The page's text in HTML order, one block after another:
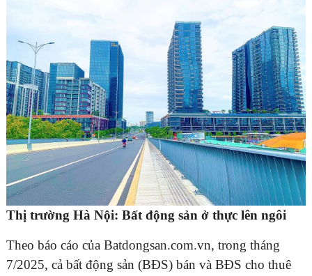
Thị trường Hà Nội: Bất động sản ở thực lên ngôi
Theo báo cáo của Batdongsan.com.vn, trong tháng
7/2025, cả bất động sản (BĐS) bán và BĐS cho thuê